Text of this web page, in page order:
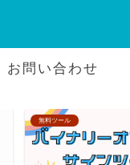
お問い合わせ
AMTについて